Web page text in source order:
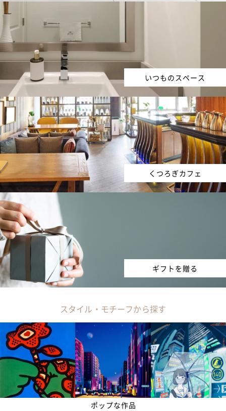
いつものスペース
くつろぎカフェ
ギフトを贈る
スタイル・モチーフから探す
ポップな作品